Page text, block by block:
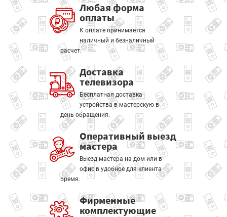
Любая форма
оплаты
К оплате принимается
наличный и безналичный
расчет.
Доставка
телевизора
Бесплатная доставка
устройства в мастерскую в
день обращения.
Оперативный выезд
мастера
Выезд мастера на дом или в
офис в удобное для клиента
время.
Фирменные
комплектующие